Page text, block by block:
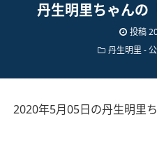
丹生明里ちゃんの
投稿
丹生明里 -
2020年5月05日の丹生明里